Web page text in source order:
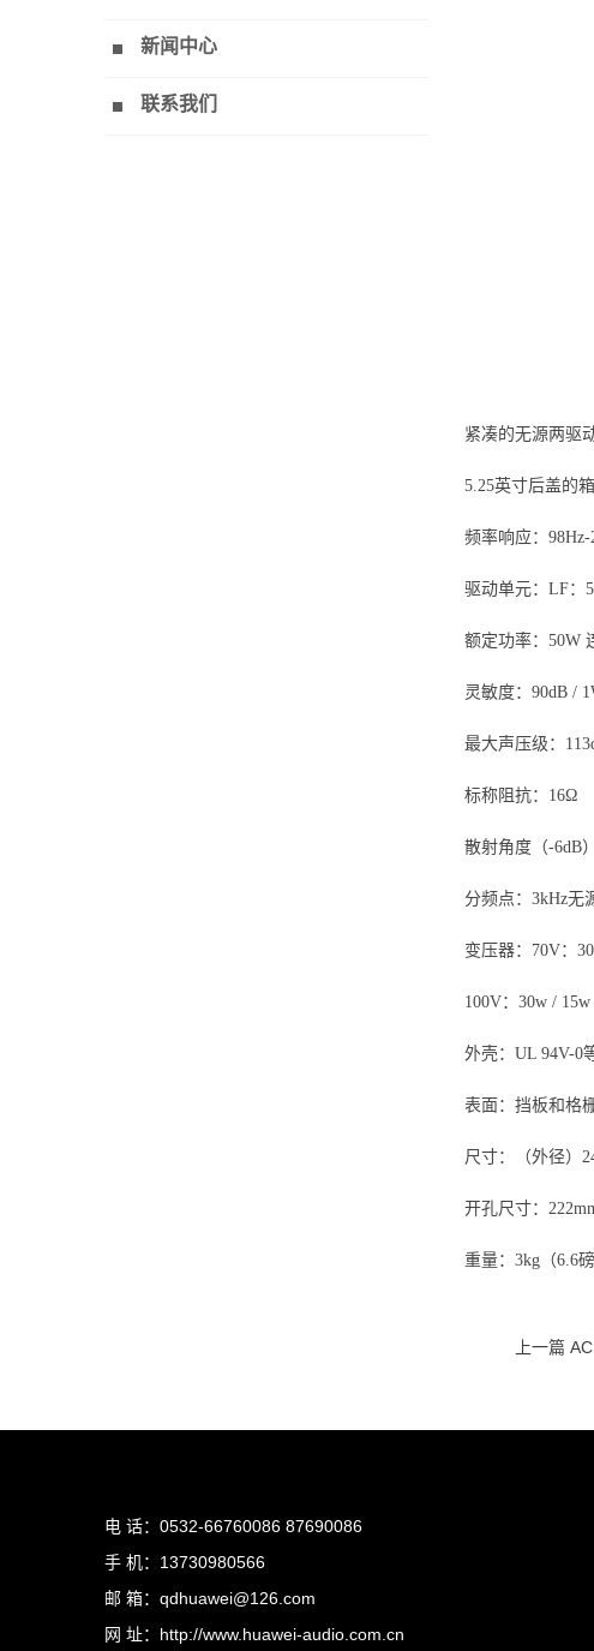
紧凑的无源两驱
5.25英寸后盖的
频率响应：98Hz-
驱动单元：LF：
额定功率：50W
灵敏度：90dB /
最大声压级：
标称阻抗：16Ω
散射角度（-6dB
分频点：3kHz无
变压器：70V：
100V：30w /
外壳：UL 94V-0
表面：挡板和格
尺寸：（外径）
开孔尺寸：
重量：3kg（6.6磅
上一篇
新闻中心
联系我们
电 话：0532-66760086 87690086
手 机：13730980566
邮 箱：qdhuawei@126.com
网 址：http://www.huawei-audio.com.cn